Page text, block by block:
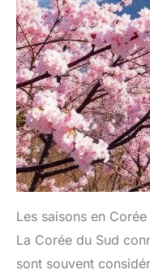
Les saisons en
La Corée du Sud
sont souvent